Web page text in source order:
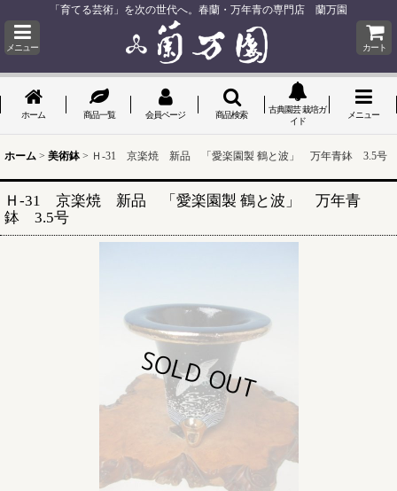
「育てる芸術」を次の世代へ。春蘭・万年青の専門店 蘭万園
メニュー カート
ホーム 商品一覧 会員ページ 商品検索
古典園芸 栽培ガ
イド
メニュー
ホーム > 美術鉢 > Ｈ-31 京楽焼 新品 「愛楽園製 鶴と波」 万年青鉢 3.5号
Ｈ-31 京楽焼 新品 「愛楽園製 鶴と波」 万年青
鉢 3.5号